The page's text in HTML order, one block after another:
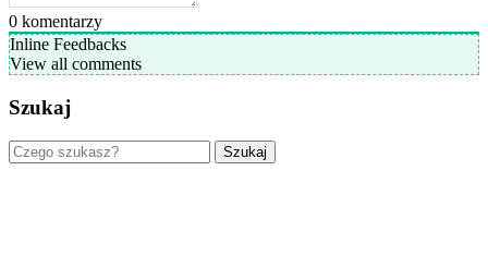
0 komentarzy
Inline Feedbacks
View all comments
Szukaj
Szukaj